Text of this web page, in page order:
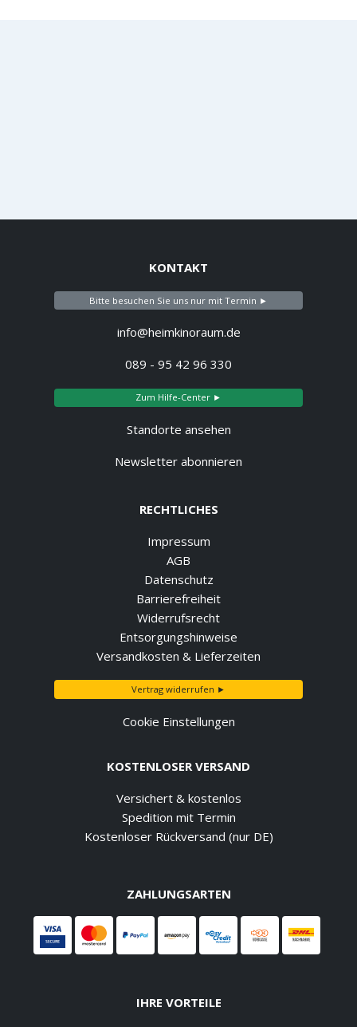
KONTAKT
Bitte besuchen Sie uns nur mit Termin ►
info@heimkinoraum.de
089 - 95 42 96 330
Zum Hilfe-Center ►
Standorte ansehen
Newsletter abonnieren
RECHTLICHES
Impressum
AGB
Datenschutz
Barrierefreiheit
Widerrufsrecht
Entsorgungshinweise
Versandkosten & Lieferzeiten
Vertrag widerrufen ►
Cookie Einstellungen
KOSTENLOSER VERSAND
Versichert & kostenlos
Spedition mit Termin
Kostenloser Rückversand (nur DE)
ZAHLUNGSARTEN
IHRE VORTEILE